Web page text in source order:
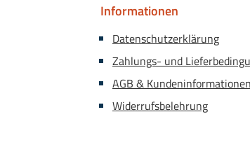
Informationen
Datenschutzerklärung
Zahlungs- und
AGB & Kundeninformationen
Widerrufsbelehrung